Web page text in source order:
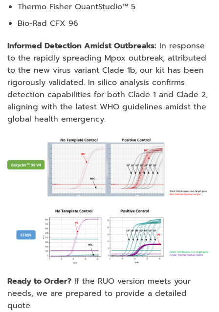
Thermo Fisher QuantStudio™ 5
Bio-Rad CFX 96
Informed Detection Amidst Outbreaks: In response
to the rapidly spreading Mpox outbreak, attributed
to the new virus variant Clade 1b, our kit has been
rigorously validated. In silico analysis confirms
detection capabilities for both Clade 1 and Clade 2,
aligning with the latest WHO guidelines amidst the
global health emergency.
Ready to Order? If the RUO version meets your
needs, we are prepared to provide a detailed
quote.